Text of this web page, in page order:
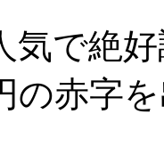
気で絶
の赤字